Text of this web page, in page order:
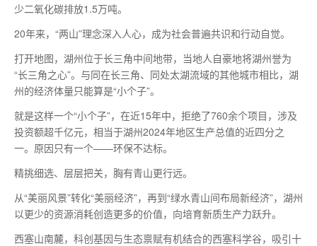
少二氧化碳排放1.5万吨。
20年来，“两山”理念深入人心，成为社会普遍共识和行动自觉。
打开地图，湖州位于长三角中间地带，当地人自豪地将湖州誉为
“长三角之心”。与同在长三角、同处太湖流域的其他城市相比，湖
州的经济体量只能算是“小个子”。
就是这样一个“小个子”，在近15年中，拒绝了760余个项目，涉及
投资额超千亿元，相当于湖州2024年地区生产总值的近四分之
一。原因只有一个——环保不达标。
精挑细选、层层把关，胸有青山更行远。
从“美丽风景”转化“美丽经济”，再到“绿水青山间布局新经济”，湖州
以更少的资源消耗创造更多的价值，向培育新质生产力跃升。
西塞山南麓，科创基因与生态禀赋有机结合的西塞科学谷，吸引十